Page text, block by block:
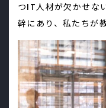
つIT人材が欠かせな
幹にあり、私たちが